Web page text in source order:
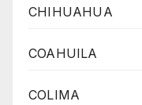
CHIHUAHUA
COAHUILA
COLIMA